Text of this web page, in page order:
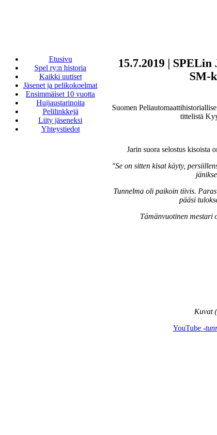
Etusivu
Spel ry:n historia
Kaikki uutiset
Jäsenet ja pelikokoelmat
Ensimmäiset 10 vuotta
Huijaustarinoita
Pelilinkkejä
Liity jäseneksi
Yhteystiedot
15.7.2019 |
SM-
Suomen
tittelistä
Jarin suora selostus kisoista
"Se on sitten kisat käyty,
Tunnelma oli paikoin tiivis.
pääsi
Tämänvuotinen mestari
Kuvat
YouTube -